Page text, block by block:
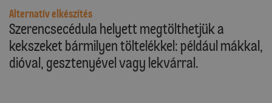
Alternatív elkészítés
Szerencsecédula helyett megtölthetjük a
kekszeket bármilyen töltelékkel: például mákkal,
dióval, gesztenyével vagy lekvárral.